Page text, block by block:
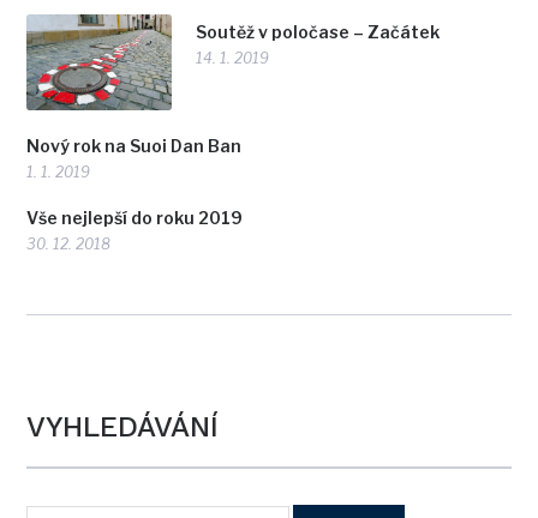
Soutěž v poločase – Začátek
14. 1. 2019
Nový rok na Suoi Dan Ban
1. 1. 2019
Vše nejlepší do roku 2019
30. 12. 2018
VYHLEDÁVÁNÍ